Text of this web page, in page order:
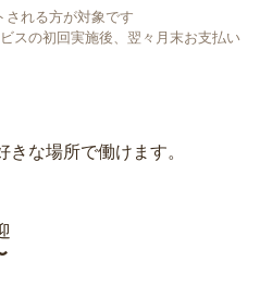
される方が対象です
スの初回実施後、翌々月末お支払い
な場所で働けます。